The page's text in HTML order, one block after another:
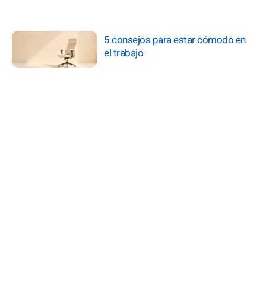
5 consejos para estar cómodo en
el trabajo